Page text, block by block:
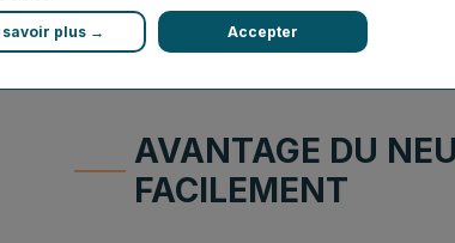
AVANTAGE DU
FACILEMENT
savoir plus → Accepter